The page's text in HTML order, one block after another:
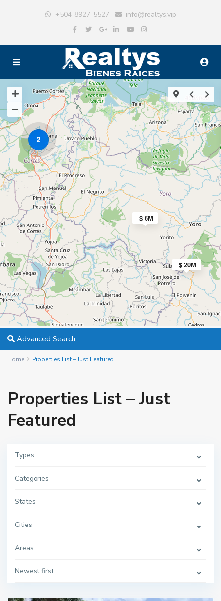
+504-8927-5527 info@realtys.vip
$ 20M
$ 6M
2
Advanced Search
Home Properties List – Just Featured
Properties List – Just
Featured
Types
Categories
States
Cities
Areas
Newest first